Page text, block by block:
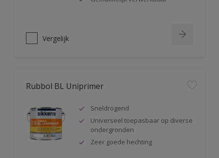
Vergelijk
Rubbol BL Uniprimer
Sneldrogend
Universeel toepasbaar op diverse
ondergronden
Zeer goede hechting